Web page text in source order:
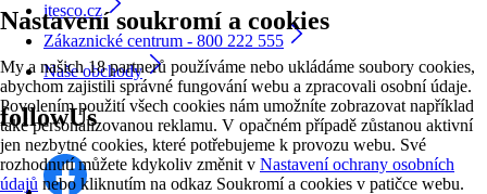
Nastavení soukromí a cookies
My a našich 18 partnerů používáme nebo ukládáme soubory cookies,
abychom zajistili správné fungování webu a zpracovali osobní údaje.
Povolením použití všech cookies nám umožníte zobrazovat například
také personalizovanou reklamu. V opačném případě zůstanou aktivní
jen nezbytné cookies, které potřebujeme k provozu webu. Své
rozhodnutí můžete kdykoliv změnit v Nastavení ochrany osobních
údajů nebo kliknutím na odkaz Soukromí a cookies v patičce webu.
itesco.cz
Zákaznické centrum - 800 222 555
Naše obchody
followUs